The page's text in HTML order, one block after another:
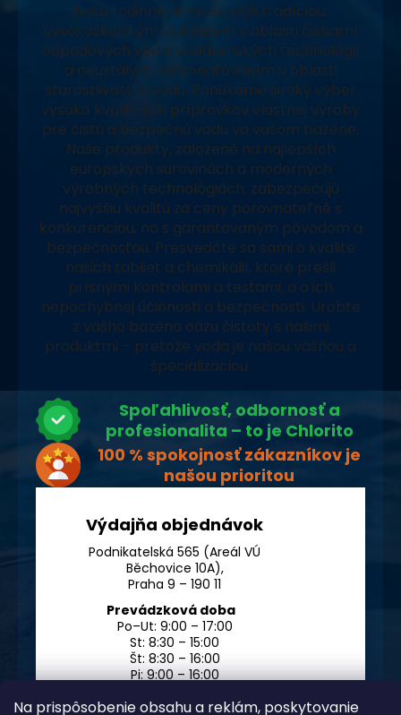
Na prispôsobenie obsahu a reklám, poskytovanie
Naša rodinná firma sa pýši tradíciou,
vysokoškolským vzdelaním v oblasti čistiarní
odpadových vôd a vodárenských technológií
a neustálym zdokonaľovaním v oblasti
starostlivosti o vodu. Ponúkame široký výber
vysoko kvalitných prípravkov vlastnej výroby
pre čistú a bezpečnú vodu vo vašom bazéne.
Naše produkty, založené na najlepších
európskych surovinách a moderných
výrobných technológiách, zabezpečujú
najvyššiu kvalitu za ceny porovnateľné s
konkurenciou, no s garantovaným pôvodom a
bezpečnosťou. Presvedčte sa sami o kvalite
našich tabliet a chemikálií, ktoré prešli
prísnymi kontrolami a testami, a o ich
nepochybnej účinnosti a bezpečnosti. Urobte
z vášho bazéna oázu čistoty s našimi
produktmi – pretože voda je našou vášňou a
špecializáciou.
Spoľahlivosť, odbornosť a
profesionalita – to je Chlorito
100 % spokojnosť zákazníkov je
našou prioritou
Výdajňa objednávok
Podnikatelská 565 (Areál VÚ
Běchovice 10A),
Praha 9 – 190 11
Prevádzková doba
Po–Ut: 9:00 – 17:00
St: 8:30 – 15:00
Št: 8:30 – 16:00
Pi: 9:00 – 16:00